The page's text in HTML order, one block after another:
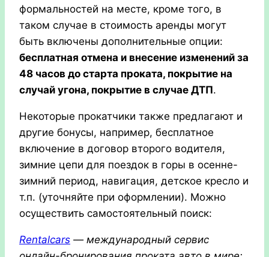
формальностей на месте, кроме того, в
таком случае в стоимость аренды могут
быть включены дополнительные опции:
бесплатная отмена и внесение изменений за
48 часов до старта проката, покрытие на
случай угона, покрытие в случае ДТП.
Некоторые прокатчики также предлагают и
другие бонусы, например, бесплатное
включение в договор второго водителя,
зимние цепи для поездок в горы в осенне-
зимний период, навигация, детское кресло и
т.п. (уточняйте при оформлении). Можно
осуществить самостоятельный поиск:
Rentalcars — международный сервис